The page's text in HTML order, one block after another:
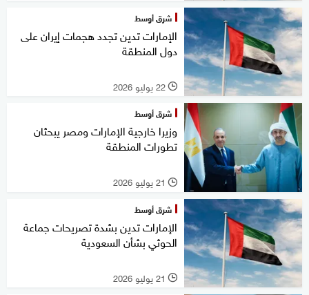
شرق أوسط
الإمارات تدين تجدد هجمات إيران على
دول المنطقة
l 22 يوليو 2026
شرق أوسط
وزيرا خارجية الإمارات ومصر يبحثان
تطورات المنطقة
l 21 يوليو 2026
شرق أوسط
الإمارات تدين بشدة تصريحات جماعة
الحوثي بشأن السعودية
l 21 يوليو 2026